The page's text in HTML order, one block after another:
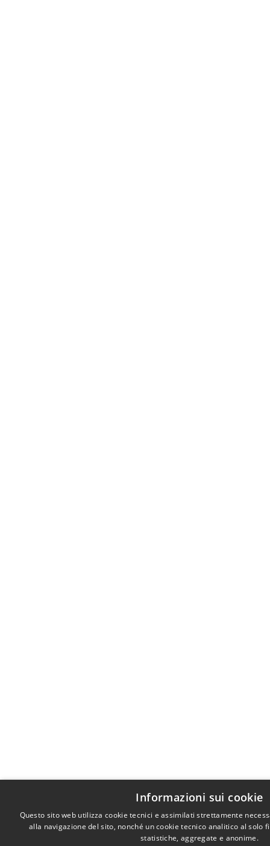
Informazioni sui cookie
Questo sito web utilizza cookie tecnici e assimilati strettamente
alla navigazione del sito, nonché un cookie tecnico analitico al solo
statistiche, aggregate e anonime.